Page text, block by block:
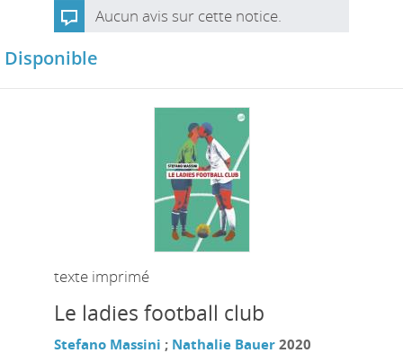
Aucun avis sur cette notice.
Disponible
texte imprimé
Le ladies football club
Stefano Massini ; Nathalie Bauer 2020